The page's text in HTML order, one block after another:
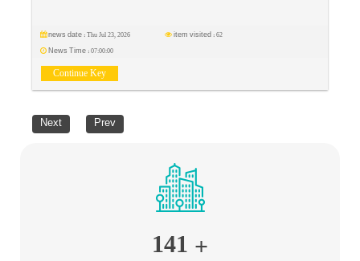
news date : Thu Jul 23, 2026 item visited : 62
News Time : 07:00:00
Continue Key
Next Prev
141 +